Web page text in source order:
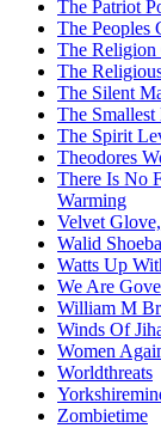
The Patriot
The Peoples
The Religion
The
The Silent
The
The Spirit
Theodores
There Is No
Warming
Velvet
Walid
Watts Up
We Are
William M
Winds Of
Women
Worldthreats
Zombietime